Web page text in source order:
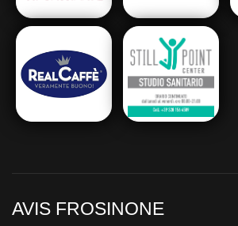
AVIS FROSINONE